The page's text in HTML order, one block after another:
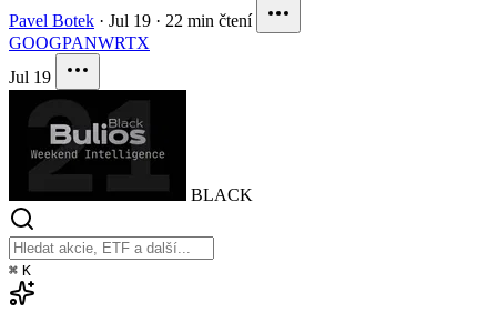
Pavel Botek · Jul 19 · 22 min čtení
GOOGPANWRTX
Jul 19
BLACK
⌘ K